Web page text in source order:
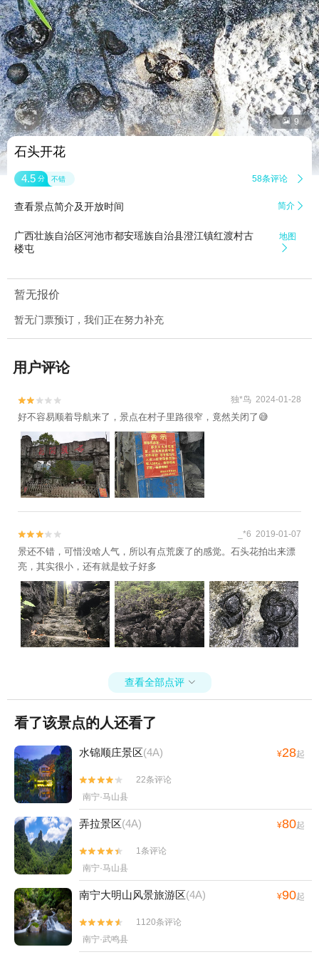
 9
石头开花
4.5 分 不错 58条评论 
查看景点简介及开放时间 简介 
广西壮族自治区河池市都安瑶族自治县澄江镇红渡村古
楼屯
地图

暂无报价
暂无门票预订，我们正在努力补充
用户评论

 独*鸟 2024-01-28
好不容易顺着导航来了，景点在村子里路很窄，竟然关闭了😅

 _*6 2019-01-07
景还不错，可惜没啥人气，所以有点荒废了的感觉。石头花拍出来漂
亮，其实很小，还有就是蚊子好多
查看全部点评 
看了该景点的人还看了
水锦顺庄景区(4A) ¥28起


22条评论
南宁·马山县
弄拉景区(4A) ¥80起


1条评论
南宁·马山县
南宁大明山风景旅游区(4A) ¥90起


1120条评论
南宁·武鸣县
